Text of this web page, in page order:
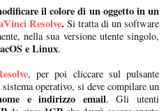
il colore di un oggetto in un
Resolve. Si tratta di un software
nella sua versione utente singolo,
e Linux.
, per poi cliccare sul pulsante
operativo, si deve compilare un
e indirizzo email. Gli utenti